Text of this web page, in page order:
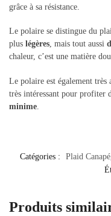
grâce à sa résistance.
Le polaire se distingue du
plus légères, mais tout aussi
chaleur, c’est une matière
Le polaire est également très
très intéressant pour profiter
minime.
Catégories :
Plaid Canapé
Produits